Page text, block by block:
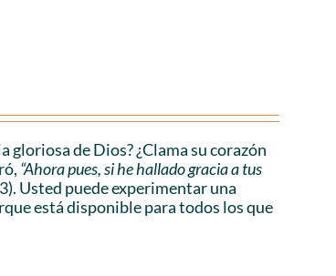
de Dios? ¿Clama su corazón
“Ahora pues, si he hallado gracia a tus
Usted puede experimentar una
está disponible para todos los que